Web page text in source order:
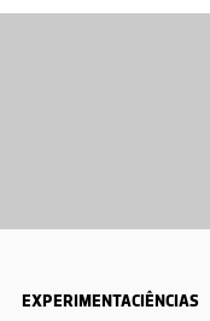
EXPERIMENTACIÊNCIAS